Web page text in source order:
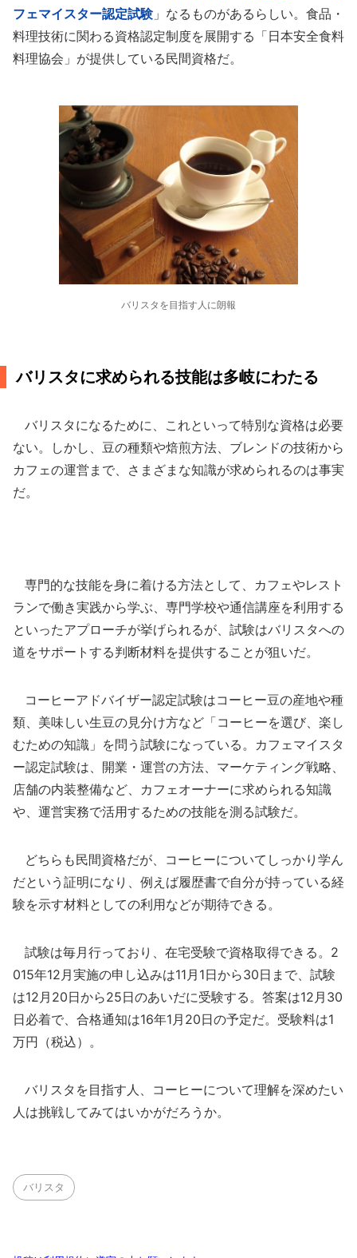
フェマイスター認定試験」なるものがあるらしい。食品・
料理技術に関わる資格認定制度を展開する「日本安全食料
料理協会」が提供している民間資格だ。
バリスタを目指す人に朗報
バリスタに求められる技能は多岐にわたる
バリスタになるために、これといって特別な資格は必要
ない。しかし、豆の種類や焙煎方法、ブレンドの技術から
カフェの運営まで、さまざまな知識が求められるのは事実
だ。
専門的な技能を身に着ける方法として、カフェやレスト
ランで働き実践から学ぶ、専門学校や通信講座を利用する
といったアプローチが挙げられるが、試験はバリスタへの
道をサポートする判断材料を提供することが狙いだ。
コーヒーアドバイザー認定試験はコーヒー豆の産地や種
類、美味しい生豆の見分け方など「コーヒーを選び、楽し
むための知識」を問う試験になっている。カフェマイスタ
ー認定試験は、開業・運営の方法、マーケティング戦略、
店舗の内装整備など、カフェオーナーに求められる知識
や、運営実務で活用するための技能を測る試験だ。
どちらも民間資格だが、コーヒーについてしっかり学ん
だという証明になり、例えば履歴書で自分が持っている経
験を示す材料としての利用などが期待できる。
試験は毎月行っており、在宅受験で資格取得できる。2
015年12月実施の申し込みは11月1日から30日まで、試験
は12月20日から25日のあいだに受験する。答案は12月30
日必着で、合格通知は16年1月20日の予定だ。受験料は1
万円（税込）。
バリスタを目指す人、コーヒーについて理解を深めたい
人は挑戦してみてはいかがだろうか。
バリスタ